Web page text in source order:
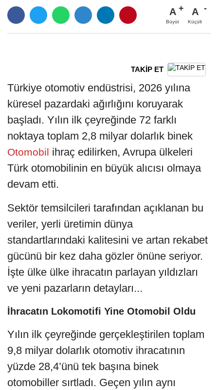
A
Büyüt
A
Küçült
TAKİP ET
Türkiye otomotiv endüstrisi, 2026 yılına
küresel pazardaki ağırlığını koruyarak
başladı. Yılın ilk çeyreğinde 72 farklı
noktaya toplam 2,8 milyar dolarlık binek
Otomobil ihraç edilirken, Avrupa ülkeleri
Türk otomobilinin en büyük alıcısı olmaya
devam etti.
Sektör temsilcileri tarafından açıklanan bu
veriler, yerli üretimin dünya
standartlarındaki kalitesini ve artan rekabet
gücünü bir kez daha gözler önüne seriyor.
İşte ülke ülke ihracatın parlayan yıldızları
ve yeni pazarların detayları...
İhracatın Lokomotifi Yine Otomobil Oldu
Yılın ilk çeyreğinde gerçekleştirilen toplam
9,8 milyar dolarlık otomotiv ihracatının
yüzde 28,4’ünü tek başına binek
otomobiller sırtladı. Geçen yılın aynı